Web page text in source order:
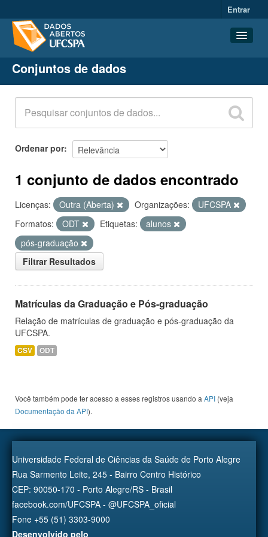
Entrar
Conjuntos de dados
Organizações
Grupos
Sobre
Conjuntos de dados
Ordenar por
1 conjunto de dados encontrado
Licenças: Outra (Aberta) Organizações:
UFCSPA
Formatos:
ODT Etiquetas:
alunos
pós-graduação
Filtrar Resultados
Matrículas da Graduação e Pós-graduação
Relação de matrículas de graduação e pós-graduação da
UFCSPA.
CSV ODT
Você também pode ter acesso a esses registros usando a API (veja
Documentação da API).
Universidade Federal de Ciências da Saúde de Porto Alegre
Rua Sarmento Leite, 245 - Bairro Centro Histórico
CEP: 90050-170 - Porto Alegre/RS - Brasil
facebook.com/UFCSPA - @UFCSPA_oficial
Fone +55 (51) 3303-9000
Desenvolvido pelo